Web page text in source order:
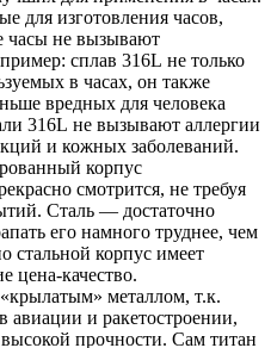
для изготовления часов,
часы не вызывают
сплав 316L не только
в часах, он также
вредных для человека
316L не вызывают аллергии
и кожных заболеваний.
корпус
смотрится, не требуя
Сталь — достаточно
его намного труднее, чем
стальной корпус имеет
цена-качество.
металлом, т.к.
авиации и ракетостроении,
прочности. Сам титан